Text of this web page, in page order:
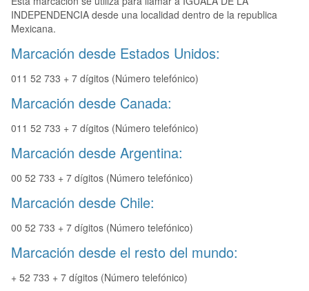
INDEPENDENCIA desde una localidad dentro de la republica
Mexicana.
Marcación desde Estados Unidos:
011 52 733 + 7 dígitos (Número telefónico)
Marcación desde Canada:
011 52 733 + 7 dígitos (Número telefónico)
Marcación desde Argentina:
00 52 733 + 7 dígitos (Número telefónico)
Marcación desde Chile:
00 52 733 + 7 dígitos (Número telefónico)
Marcación desde el resto del mundo:
+ 52 733 + 7 dígitos (Número telefónico)